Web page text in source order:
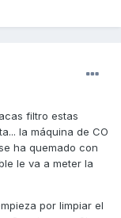
filtro estas
la máquina de CO
ha quemado con
le va a meter la
por limpiar el